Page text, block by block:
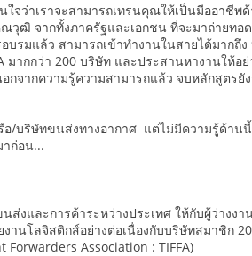
จว่าเราจะสามารถเทรนคุณให้เป็นมืออาชีพ
ฒิ จากทั้งภาครัฐและเอกชน ที่จะมาถ่ายทอ
บรมแล้ว สามารถเข้าทำงานในสายได้มากถึ
ากกว่า 200 บริษัท และประสานหางานให้อ
กจากความรู้ความสามารถแล้ว จบหลักสูตรยั
/บริษัทขนส่งทางอากาศ แต่ไม่มีความรู้ด้าน
ก่อน...
งและการค้าระหว่างประเทศ ให้กับผู้ว่างง
านโลจิสติกส์อย่างต่อเนื่องกับบริษัทสมาชิก
Association : TIFFA)